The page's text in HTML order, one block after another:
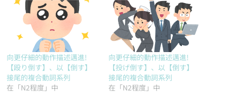
向更仔細的動作描述邁進!
【殴り倒す】、以【倒す】
接尾的複合動詞系列
在「N2程度」中
向更仔細的動作描述邁進!
【投げ倒す】、以【倒す】
接尾的複合動詞系列
在「N2程度」中